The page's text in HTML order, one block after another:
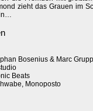
zieht das Grauen im
Bosenius & Marc
Beats
Monoposto